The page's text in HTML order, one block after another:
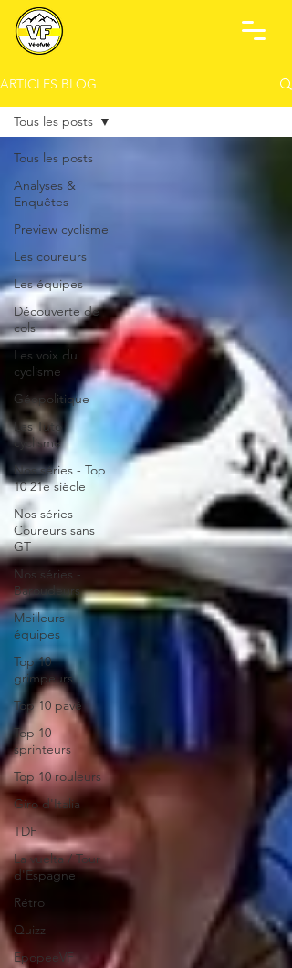
ARTICLES BLOG
Tous les posts
Analyses &
Enquêtes
Preview cyclisme
Les coureurs
Les équipes
Découverte de
cols
Les voix du
cyclisme
Géopolitique
Les Tuto
cyclisme
Nos séries - Top
10 21e siècle
Nos séries -
Coureurs sans
GT
Nos séries -
Baroudeurs
Meilleurs
équipes
Top 10
grimpeurs
Top 10 pavé
Top 10
sprinteurs
Top 10 rouleurs
Giro d'Italia
TDF
La vuelta / Tour
d'Espagne
Rétro
Quizz
EpopeeVF
Tous les posts